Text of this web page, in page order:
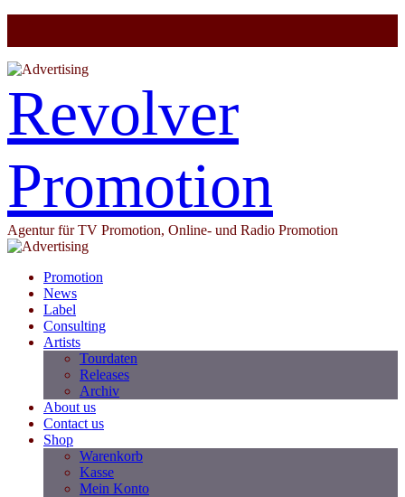
Revolver
Promotion
Agentur für TV Promotion, Online- und Radio Promotion
Promotion
News
Label
Consulting
Artists
Tourdaten
Releases
Archiv
About us
Contact us
Shop
Warenkorb
Kasse
Mein Konto